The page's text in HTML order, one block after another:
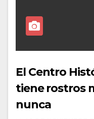
El Centro
tiene rostros
nunca